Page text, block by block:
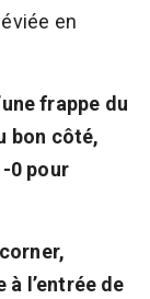
en
frappe du
bon côté,
0 pour
corner,
l’entrée de